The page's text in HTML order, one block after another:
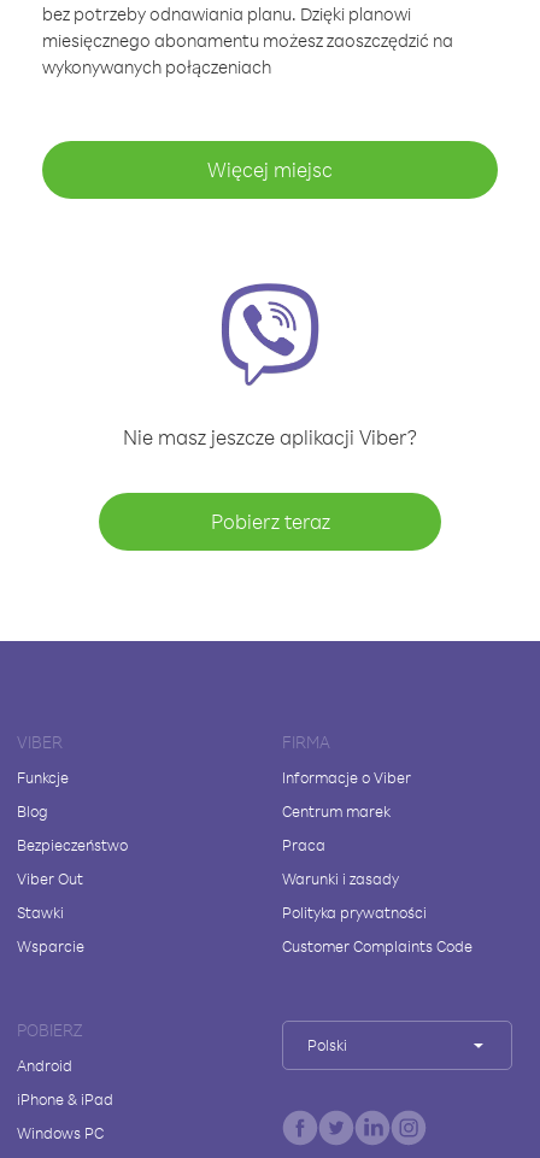
bez potrzeby odnawiania planu. Dzięki planowi
miesięcznego abonamentu możesz zaoszczędzić na
wykonywanych połączeniach
Więcej miejsc
Nie masz jeszcze aplikacji Viber?
Pobierz teraz
VIBER
Funkcje
Blog
Bezpieczeństwo
Viber Out
Stawki
Wsparcie
FIRMA
Informacje o Viber
Centrum marek
Praca
Warunki i zasady
Polityka prywatności
Customer Complaints Code
POBIERZ
Android
iPhone & iPad
Windows PC
Polski